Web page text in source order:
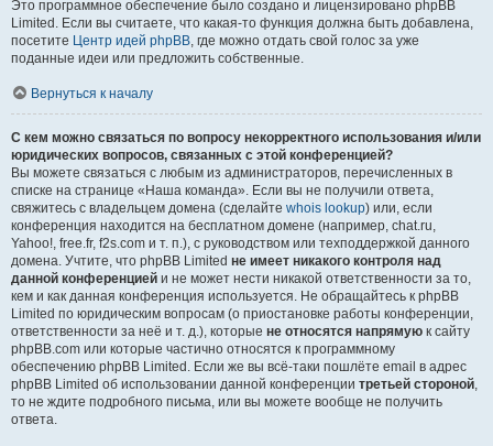
Это программное обеспечение было создано и лицензировано phpBB
Limited. Если вы считаете, что какая-то функция должна быть добавлена,
посетите Центр идей phpBB, где можно отдать свой голос за уже
поданные идеи или предложить собственные.
Вернуться к началу
С кем можно связаться по вопросу некорректного использования и/или
юридических вопросов, связанных с этой конференцией?
Вы можете связаться с любым из администраторов, перечисленных в
списке на странице «Наша команда». Если вы не получили ответа,
свяжитесь с владельцем домена (сделайте whois lookup) или, если
конференция находится на бесплатном домене (например, chat.ru,
Yahoo!, free.fr, f2s.com и т. п.), с руководством или техподдержкой данного
домена. Учтите, что phpBB Limited не имеет никакого контроля над
данной конференцией и не может нести никакой ответственности за то,
кем и как данная конференция используется. Не обращайтесь к phpBB
Limited по юридическим вопросам (о приостановке работы конференции,
ответственности за неё и т. д.), которые не относятся напрямую к сайту
phpBB.com или которые частично относятся к программному
обеспечению phpBB Limited. Если же вы всё-таки пошлёте email в адрес
phpBB Limited об использовании данной конференции третьей стороной,
то не ждите подробного письма, или вы можете вообще не получить
ответа.